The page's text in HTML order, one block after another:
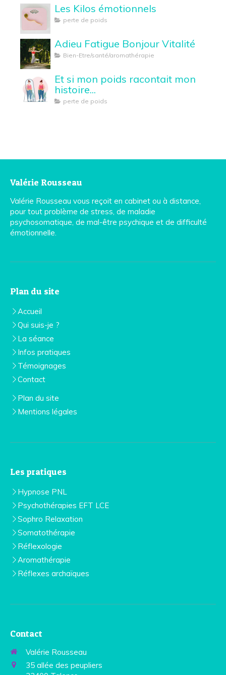
Les Kilos émotionnels
perte de poids
Adieu Fatigue Bonjour Vitalité
Bien-Etre/santé/aromathérapie
Et si mon poids racontait mon
histoire...
perte de poids
Valérie Rousseau
Valérie Rousseau vous reçoit en cabinet ou à distance,
pour tout problème de stress, de maladie
psychosomatique, de mal-être psychique et de difficulté
émotionnelle.
Plan du site
Accueil
Qui suis-je ?
La séance
Infos pratiques
Témoignages
Contact
Plan du site
Mentions légales
Les pratiques
Hypnose PNL
Psychothérapies EFT LCE
Sophro Relaxation
Somatothérapie
Réflexologie
Aromathérapie
Réflexes archaïques
Contact
Valérie Rousseau
35 allée des peupliers